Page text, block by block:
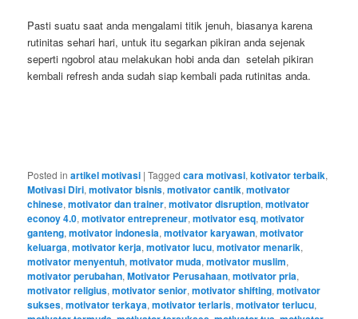
Pasti suatu saat anda mengalami titik jenuh, biasanya karena
rutinitas sehari hari, untuk itu segarkan pikiran anda sejenak
seperti ngobrol atau melakukan hobi anda dan setelah pikiran
kembali refresh anda sudah siap kembali pada rutinitas anda.
Posted in artikel motivasi |Tagged cara motivasi,kotivator terbaik,
Motivasi Diri,motivator bisnis,motivator cantik,motivator
chinese,motivator dan trainer,motivator disruption,motivator
econoy 4.0,motivator entrepreneur,motivator esq,motivator
ganteng,motivator indonesia,motivator karyawan,motivator
keluarga,motivator kerja,motivator lucu,motivator menarik,
motivator menyentuh,motivator muda,motivator muslim,
motivator perubahan,Motivator Perusahaan,motivator pria,
motivator religius,motivator senior,motivator shifting,motivator
sukses,motivator terkaya,motivator terlaris,motivator terlucu,